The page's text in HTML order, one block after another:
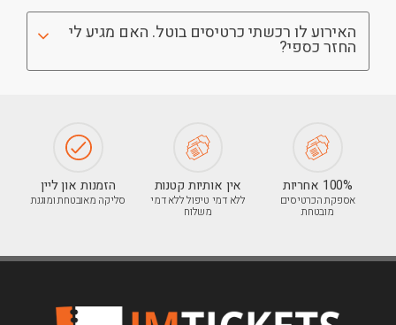
האירוע לו רכשתי כרטיסים בוטל. האם מגיע לי
החזר כספי?
100% אחריות
אספקת הכרטיסים
מובטחת
אין אותיות קטנות
ללא דמי טיפול ללא דמי
משלוח
הזמנות און ליין
סליקה מאובטחת ומוגנת